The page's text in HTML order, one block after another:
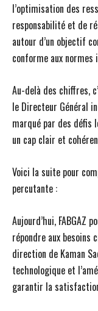
l’optimisation des
responsabilité et de
autour d’un objectif
conforme aux
Au-delà des chiffres,
le Directeur Général
marqué par des
un cap clair et
Voici la suite pour
percutante :
Aujourd’hui, FABGAZ
répondre aux besoins
direction de Kaman
technologique et
garantir la